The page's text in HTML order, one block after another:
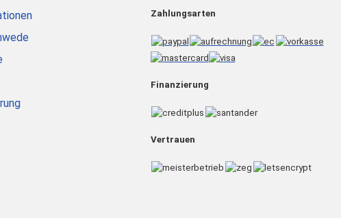
Zahlungsarten
Finanzierung
Vertrauen